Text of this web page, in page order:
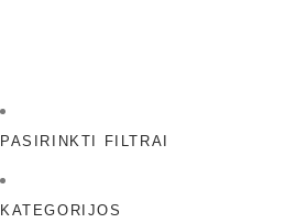
PASIRINKTI FILTRAI
KATEGORIJOS